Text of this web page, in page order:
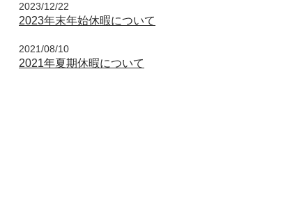
2023/12/22
2023年末年始休暇について
2021/08/10
2021年夏期休暇について